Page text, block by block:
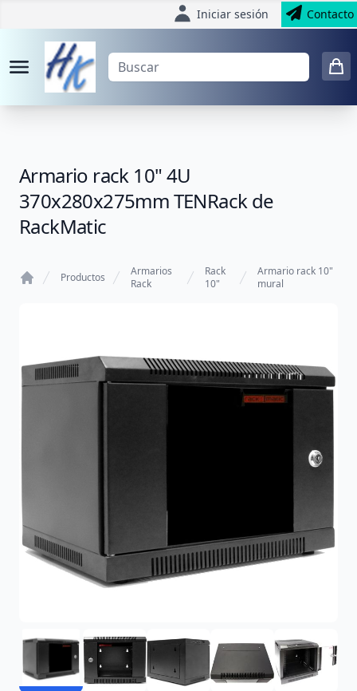
Iniciar sesión Contacto
Armario rack 10" 4U
370x280x275mm TENRack de
RackMatic
Productos
Armarios
Rack
Rack
10"
Armario rack 10"
mural